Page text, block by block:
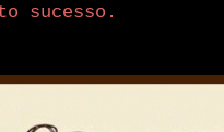
sucesso.